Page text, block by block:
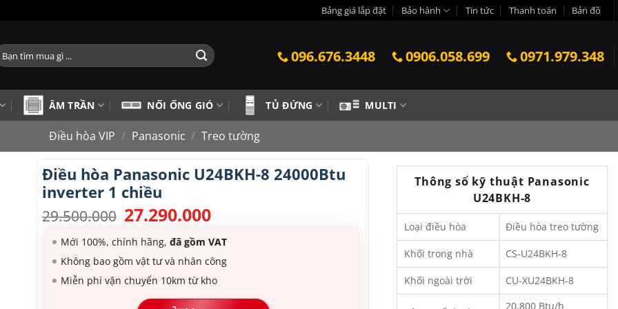
Bảng giá lắp đặt Bảo hành Tin tức Thanh toán Bản đồ
096.676.3448 0906.058.699 0971.979.348
ÂM TRẦN NỐI ỐNG GIÓ TỦ ĐỨNG MULTI
Điều hòa VIP / Panasonic / Treo tường
Điều hòa Panasonic U24BKH-8 24000Btu
inverter 1 chiều
29.500.000 Giá
gốc
là:
29.500.000.
27.290.000
tại
là:
27.290.000.
Mới 100%, chính hãng,đã gồm VAT
Không bao gồm vật tư và nhân công
Miễn phí vận chuyển 10km từ kho
Thông số kỹ thuật Panasonic
U24BKH-8
Loại điều hòa Điều hòa treo tường
Khối trong nhà CS-U24BKH-8
Khối ngoài trời CU-XU24BKH-8
20,800 Btu/h